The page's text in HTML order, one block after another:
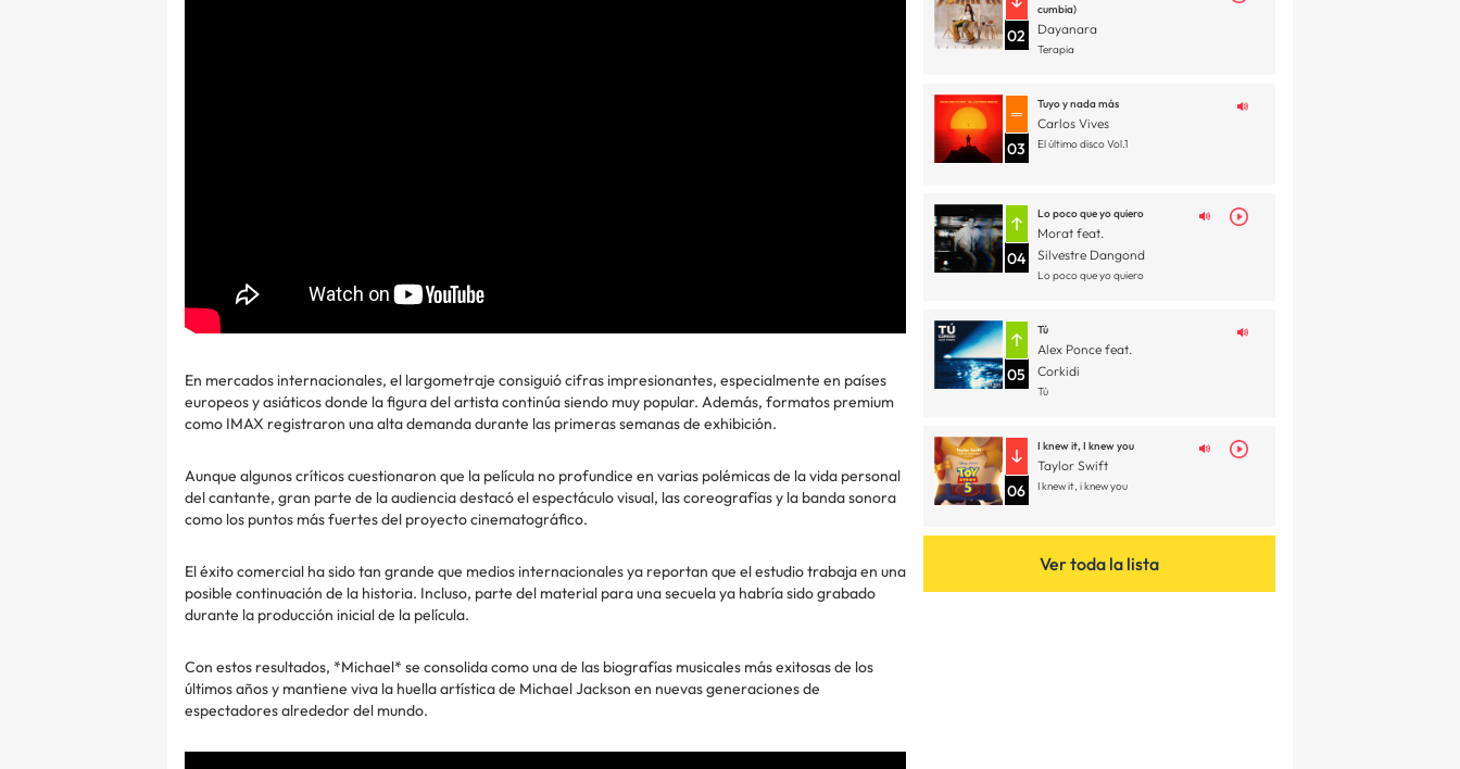
En mercados internacionales, el largometraje consiguió cifras impresionantes, especialmente en países
europeos y asiáticos donde la figura del artista continúa siendo muy popular. Además, formatos premium
como IMAX registraron una alta demanda durante las primeras semanas de exhibición.
Aunque algunos críticos cuestionaron que la película no profundice en varias polémicas de la vida personal
del cantante, gran parte de la audiencia destacó el espectáculo visual, las coreografías y la banda sonora
como los puntos más fuertes del proyecto cinematográfico.
El éxito comercial ha sido tan grande que medios internacionales ya reportan que el estudio trabaja en una
posible continuación de la historia. Incluso, parte del material para una secuela ya habría sido grabado
durante la producción inicial de la película.
Con estos resultados, *Michael* se consolida como una de las biografías musicales más exitosas de los
últimos años y mantiene viva la huella artística de Michael Jackson en nuevas generaciones de
espectadores alrededor del mundo.
02
cumbia)
Dayanara
Terapia
03
Tuyo y nada más
Carlos Vives
El último disco Vol.1
04
Lo poco que yo quiero
Morat feat.
Silvestre Dangond
Lo poco que yo quiero
05
Tú
Alex Ponce feat.
Corkidi
Tú
06
I knew it, I knew you
Taylor Swift
I knew it, i knew you
Ver toda la lista